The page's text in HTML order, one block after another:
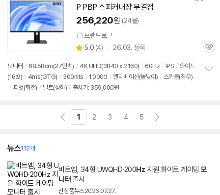
P PBP 스피커내장 무결점
256,220원 (24몰)
브랜드로그
별
점
5.0 (상
리
뷰
4) 26.03. 등록
관
모니터 / 68.58cm(27인치) / 4K UHD(3840 x 2160) / 60Hz / IPS / 와이드
(16:9) / 4ms(GTG) / 300nits / 1,000:1 / 엘리베이션(높낮이) / 스위블(좌우)
/ 피벗(회전) / 틸트(상하) / 출시가: 359,000원
1 2 3 4 5
뉴스112개
비트엠, 34형 UWQHD·200Hz 지원 화이트 게이밍 모
니터 출시
신상품뉴스2026.07.27.